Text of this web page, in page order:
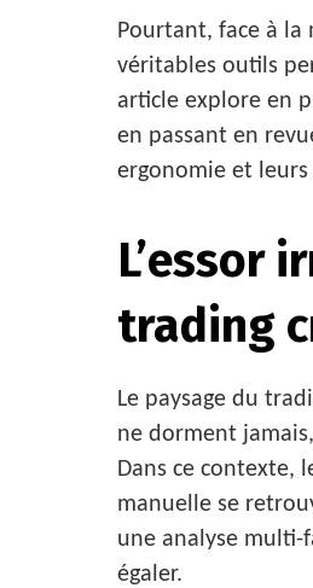
Pourtant, face à
véritables outils
article explore en
en passant en
ergonomie et
L’essor
trading
Le paysage du
ne dorment
Dans ce contexte,
manuelle se
une analyse multi-
égaler.